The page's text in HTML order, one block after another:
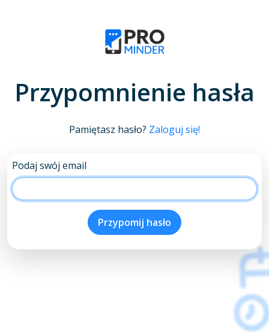
Przypomnienie hasła
Pamiętasz hasło? Zaloguj się!
Podaj swój email
Przypomij hasło